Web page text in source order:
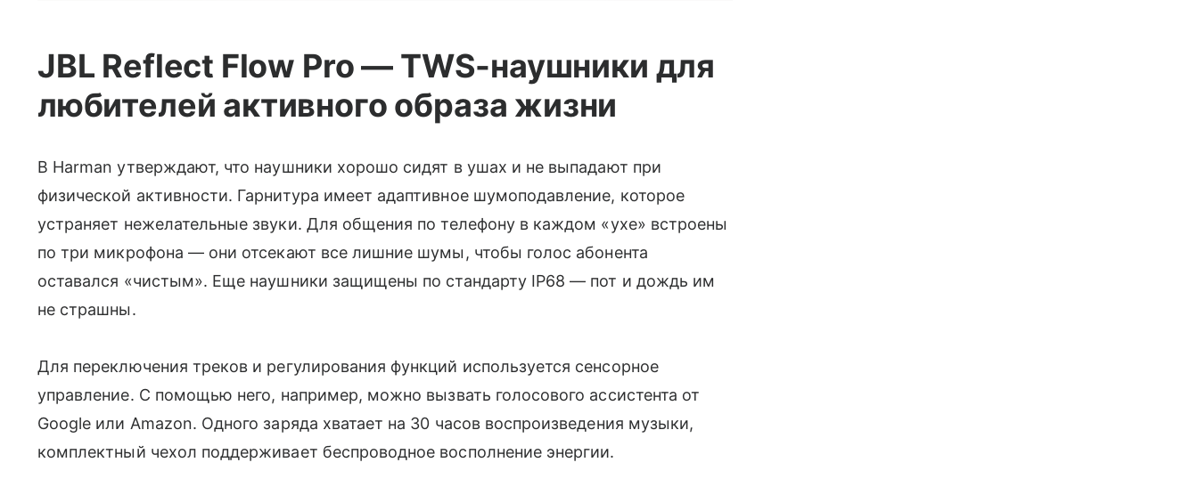
JBL Reflect Flow Pro — TWS-наушники для
любителей активного образа жизни
В Harman утверждают, что наушники хорошо сидят в ушах и не выпадают при
физической активности. Гарнитура имеет адаптивное шумоподавление, которое
устраняет нежелательные звуки. Для общения по телефону в каждом «ухе» встроены
по три микрофона — они отсекают все лишние шумы, чтобы голос абонента
оставался «чистым». Еще наушники защищены по стандарту IP68 — пот и дождь им
не страшны.
Для переключения треков и регулирования функций используется сенсорное
управление. С помощью него, например, можно вызвать голосового ассистента от
Google или Amazon. Одного заряда хватает на 30 часов воспроизведения музыки,
комплектный чехол поддерживает беспроводное восполнение энергии.